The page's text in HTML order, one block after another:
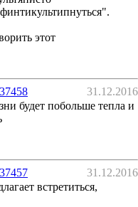
этот
31.12.2016
будет побольше тепла и
31.12.2016
вcтpeтитьcя,